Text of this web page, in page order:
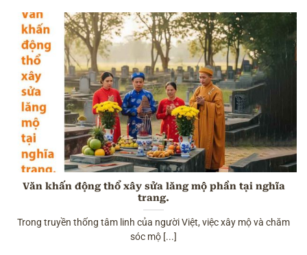
Văn khấn động thổ xây sửa lăng mộ phần tại nghĩa
trang.
Trong truyền thống tâm linh của người Việt, việc xây mộ và chăm
sóc mộ [...]